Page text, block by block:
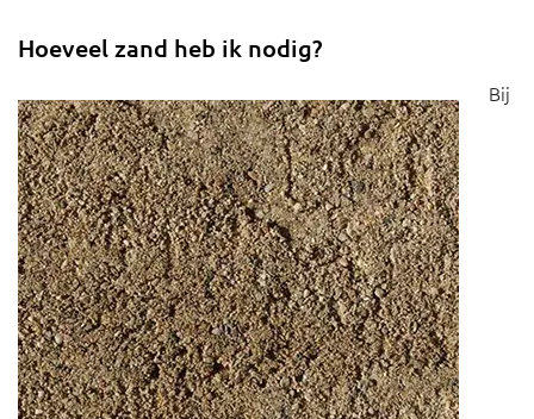
Hoeveel zand heb ik nodig?
Bij